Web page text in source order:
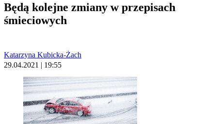
Będą kolejne zmiany w przepisach
śmieciowych
Katarzyna Kubicka-Żach
29.04.2021 | 19:55